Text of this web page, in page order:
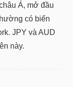
Á, mở đầu
có biến
JPY và AUD
này.